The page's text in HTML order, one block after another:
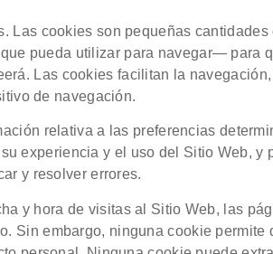
cookies son pequeñas
pueda utilizar para navegar— para
Las cookies facilitan la
de navegación.
relativa a las preferencias
experiencia y el uso del Sitio Web, y
y resolver errores.
y hora de visitas al Sitio Web, las
embargo, ninguna cookie permite